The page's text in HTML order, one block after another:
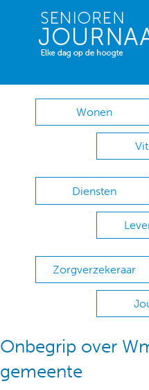
Wonen
Diensten
Zorgverzekeraar
Onbegrip over
gemeente